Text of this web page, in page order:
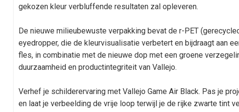
gekozen kleur verbluffende resultaten zal opleveren.
De nieuwe milieubewuste verpakking bevat de r-PET
eyedropper, die de kleurvisualisatie verbetert en bijdraagt aan
fles, in combinatie met de nieuwe dop met een groene
duurzaamheid en productintegriteit van Vallejo.
Verhef je schilderervaring met Vallejo Game Air Black. Pas je
en laat je verbeelding de vrije loop terwijl je de rijke zwarte tint